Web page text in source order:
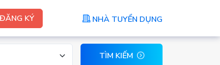
ĐĂNG KÝ NHÀ TUYỂN DỤNG
TÌM KIẾM